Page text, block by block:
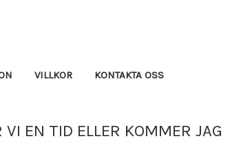
VILLKOR KONTAKTA OSS
EN TID ELLER KOMMER JAG